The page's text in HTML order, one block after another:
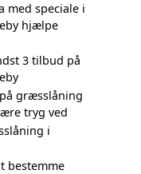
med speciale i
hjælpe
3 tilbud på
græsslåning
tryg ved
i
bestemme